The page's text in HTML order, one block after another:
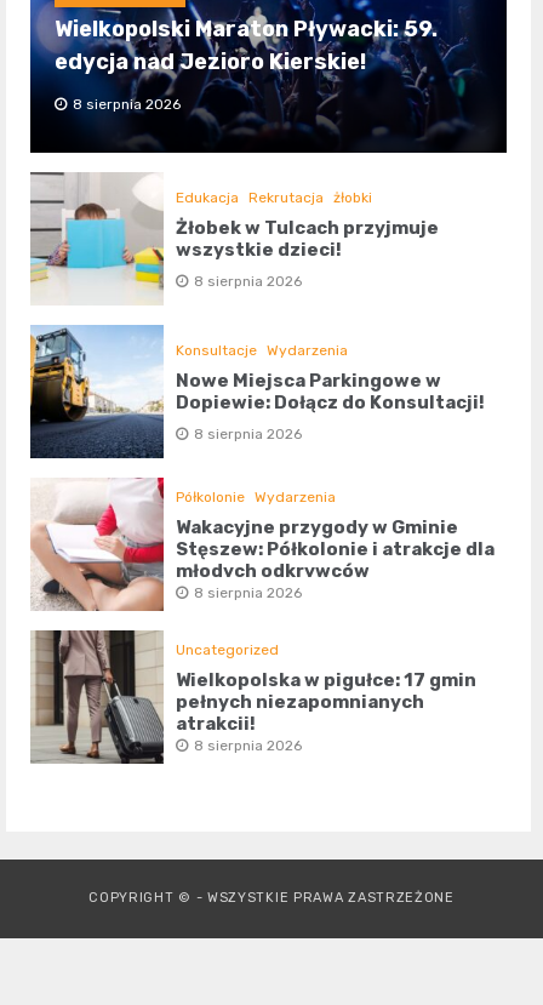
Wielkopolski Maraton Pływacki: 59.
edycja nad Jezioro Kierskie!
8 sierpnia 2026
Edukacja Rekrutacja żłobki
Żłobek w Tulcach przyjmuje
wszystkie dzieci!
8 sierpnia 2026
Konsultacje Wydarzenia
Nowe Miejsca Parkingowe w
Dopiewie: Dołącz do Konsultacji!
8 sierpnia 2026
Półkolonie Wydarzenia
Wakacyjne przygody w Gminie
Stęszew: Półkolonie i atrakcje dla
młodych odkrywców
8 sierpnia 2026
Uncategorized
Wielkopolska w pigułce: 17 gmin
pełnych niezapomnianych
atrakcji!
8 sierpnia 2026
COPYRIGHT © - WSZYSTKIE PRAWA ZASTRZEŻONE